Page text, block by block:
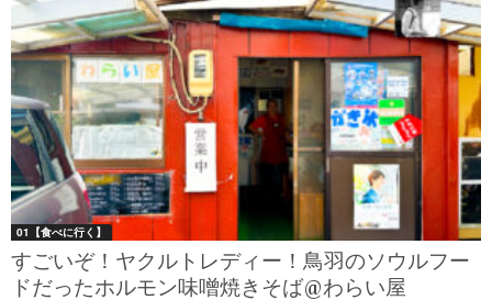
01【食べに行く】
すごいぞ！ヤクルトレディー！鳥羽のソウルフー
ドだったホルモン味噌焼きそば@わらい屋